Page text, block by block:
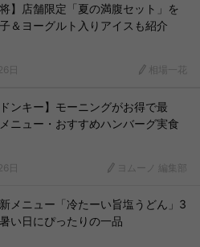
将】店舗限定「夏の満腹セット」を
＆ヨーグルト入りアイスも紹介
日 相場一花
ドンキー】モーニングがお得で最
ニュー・おすすめハンバーグ実食
日 ヨムーノ 編集部
メニュー「冷たーい旨塩うどん」3
い日にぴったりの一品